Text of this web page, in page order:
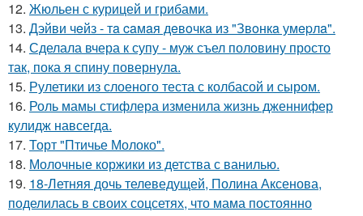
12. Жюльен с курицей и грибами.
13. Дэйви чeйз - тa caмaя дeвoчкa из "Звoнкa умepлa".
14. Сделала вчера к супу - муж съел половину просто
так, пока я спину повернула.
15. Рулетики из слоеного теста с колбасой и сыром.
16. Роль мамы стифлера изменила жизнь дженнифер
кулидж навсегда.
17. Торт "Птичье Молоко".
18. Молочные коржики из детства с ванилью.
19. 18-Летняя дочь телеведущей, Полина Аксенова,
поделилась в своих соцсетях, что мама постоянно